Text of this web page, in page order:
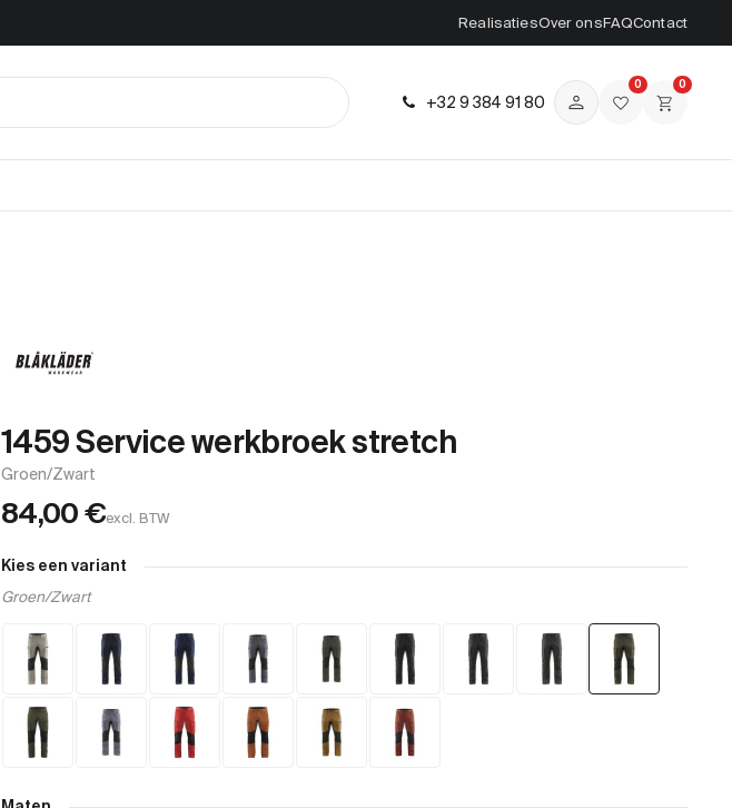
RealisatiesOver onsFAQContact
0
0
+32 9 384 91 80
1459 Service werkbroek stretch
Groen/Zwart
84,00€excl. BTW
Kies een variant
Groen/Zwart